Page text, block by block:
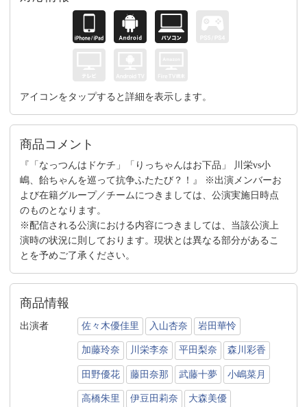
アイコンをタップすると詳細を表示します。
商品コメント
『「なっつんはドケチ」「りっちゃんはお下品」 川栄vs小
嶋、飴ちゃんを巡って抗争ふたたび？！』 ※出演メンバーお
よび在籍グループ／チームにつきましては、公演実施日時点
のものとなります。
※配信される公演における内容につきましては、当該公演上
演時の状況に則しております。現状とは異なる部分があるこ
とを予めご了承ください。
商品情報
出演者 佐々木優佳里 入山杏奈 岩田華怜
加藤玲奈 川栄李奈 平田梨奈 森川彩香
田野優花 藤田奈那 武藤十夢 小嶋菜月
高橋朱里 伊豆田莉奈 大森美優